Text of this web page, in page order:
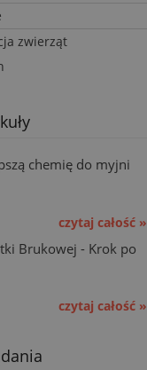
zwierząt
chemię do myjni
czytaj całość »
Brukowej - Krok po
czytaj całość »